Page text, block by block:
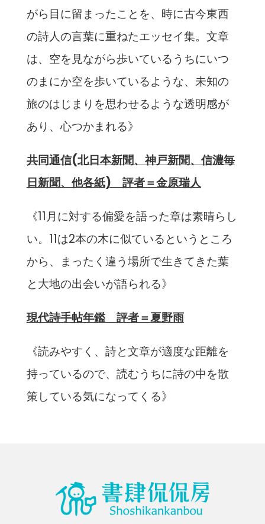
がら目に留まったことを、時に古今東西
の詩人の言葉に重ねたエッセイ集。文章
は、空を見ながら歩いているうちにいつ
のまにか空を歩いているような、未知の
旅のはじまりを思わせるような透明感が
あり、心つかまれる》
共同通信(北日本新聞、神戸新聞、信濃毎
日新聞、他各紙) 評者＝金原瑞人
《11月に対する偏愛を語った章は素晴らし
い。11は2本の木に似ているというところ
から、まったく違う場所で生きてきた葉
と大地の出会いが語られる》
現代詩手帖年鑑 評者＝夏野雨
《読みやすく、詩と文章が適度な距離を
持っているので、読むうちに詩の中を散
策している気になってくる》